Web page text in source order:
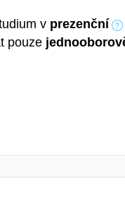
v prezenční
pouze